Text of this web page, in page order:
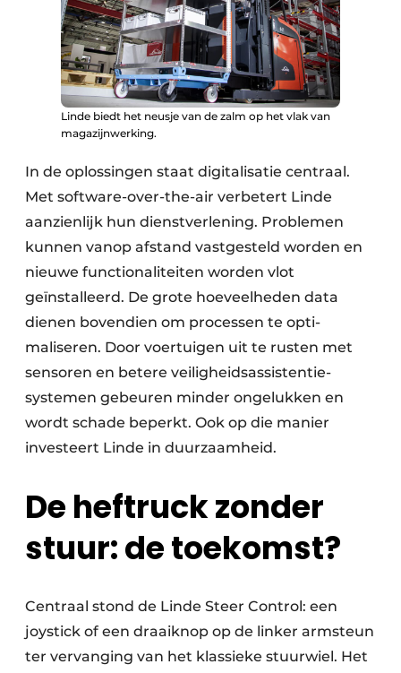
Linde biedt het neusje van de zalm op het vlak van
magazijnwerking.
In de oplossingen staat digitalisatie centraal.
Met software-over-the-air verbetert Linde
aanzien­lijk hun dienst­verlening. Problemen
kunnen vanop afstand vast­gesteld worden en
nieuwe functio­naliteiten worden vlot
geïnstalleerd. De grote hoeveel­heden data
dienen boven­dien om processen te opti­
maliseren. Door voer­tuigen uit te rusten met
sensoren en betere veiligheids­assistentie­
systemen gebeuren minder ongelukken en
wordt schade beperkt. Ook op die manier
investeert Linde in duurzaamheid.
De heftruck zonder
stuur: de toekomst?
Centraal stond de Linde Steer Control: een
joystick of een draaiknop op de linker armsteun
ter vervanging van het klassieke stuurwiel. Het